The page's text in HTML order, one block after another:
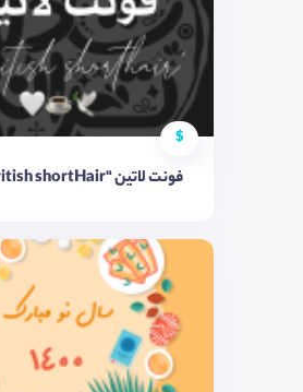
$
فونت لاتین "British shortHair"